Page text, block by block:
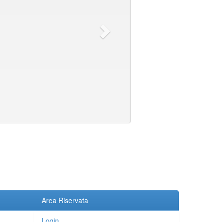
Area Riservata